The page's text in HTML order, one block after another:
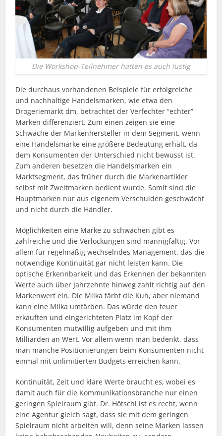
Die Workshop-Teilnehmer hatten es auch lustig
Die durchaus vorhandenen Beispiele für erfolgreiche
und nachhaltige Handelsmarken, wie etwa den
Drogeriemarkt dm, betrachtet der Verfechter “echter”
Marken differenziert. Zum einen zeigen sie eine
Schwäche der Markenhersteller in dem Segment, wenn
eine Handelsmarke eine größere Bedeutung erhält, da
dem Konsumenten der Unterschied nicht bewusst ist.
Zum anderen besetzen die Handelsmarken ein
Marktsegment, das früher durch die Markenartikler
selbst mit Zweitmarken bedient wurde. Somit sind die
Hauptmarken nur aus eigenem Verschulden geschwächt
und nicht durch die Händler.
Möglichkeiten eine Marke zu schwächen gibt es
zahlreiche und die Verlockungen sind mannigfaltig. Vor
allem für regelmäßig wechselndes Management, das die
notwendige Kontinuität gar nicht leisten kann. Die
optische Erkennbarkeit und das Erkennen der bekannten
Werte auch über Jahrzehnte hinweg zahlt richtig auf den
Markenwert ein. Die Milka färbt die Kuh, aber niemand
kann eine Milka umfärben. Das würde den teuer
erkauften und eingerichteten Platz im Kopf der
Konsumenten mutwillig aufgeben und mit ihm
Milliarden an Wert. Vor allem wenn man bedenkt, dass
man manche Positionierungen beim Konsumenten nicht
einmal mit unlimitierten Budgets erreichen kann.
Kontinuität, Zeit und klare Werte braucht es, wobei es
damit auch für die Kommunikationsbranche nur einen
geringen Spielraum gibt. Dr. Hötschl ist es recht, wenn
eine Agentur gleich sagt, dass sie mit dem geringen
Spielraum nicht arbeiten will, denn seine Marken lassen